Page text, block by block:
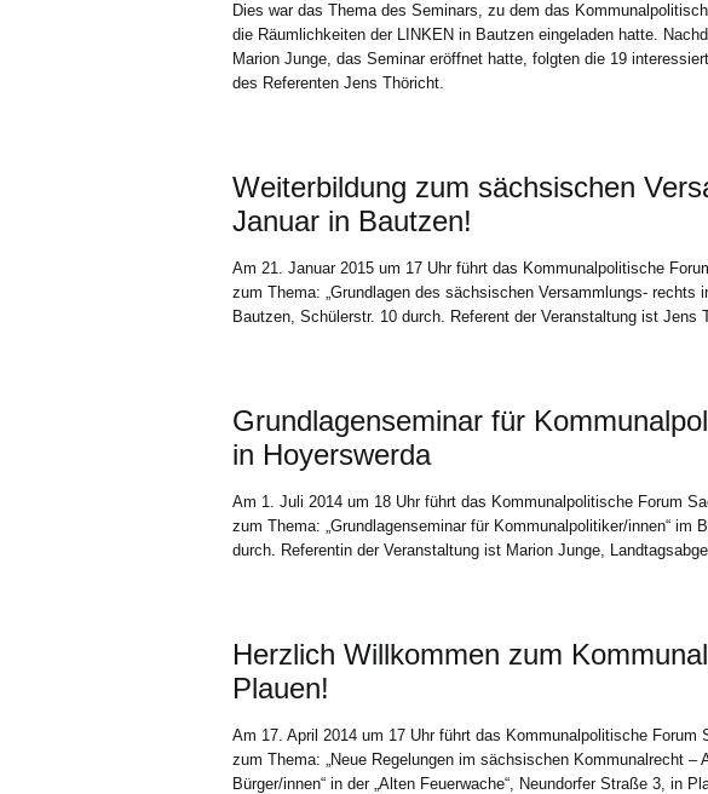
Dies war das Thema des Seminars, zu dem das
die Räumlichkeiten der LINKEN in Bautzen eingeladen hatte.
Marion Junge, das Seminar eröffnet hatte, folgten die 19
des Referenten Jens Thöricht.
Weiterbildung zum sächsischen
Januar in Bautzen!
Am 21. Januar 2015 um 17 Uhr führt das Kommunalpolitische
zum Thema: „Grundlagen des sächsischen Versammlungs- rechts
Bautzen, Schülerstr. 10 durch. Referent der Veranstaltung ist
Grundlagenseminar für
in Hoyerswerda
Am 1. Juli 2014 um 18 Uhr führt das Kommunalpolitische Forum
zum Thema: „Grundlagenseminar für Kommunalpolitiker/innen“ im
durch. Referentin der Veranstaltung ist Marion Junge,
Herzlich Willkommen zum
Plauen!
Am 17. April 2014 um 17 Uhr führt das Kommunalpolitische Forum
zum Thema: „Neue Regelungen im sächsischen Kommunalrecht –
Bürger/innen“ in der „Alten Feuerwache“, Neundorfer Straße 3, in